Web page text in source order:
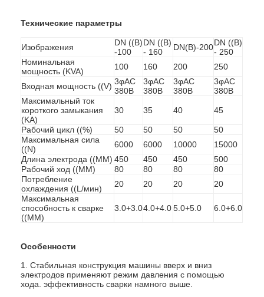
Главная страница
Продукция
О Компании
Технические параметры
Изображения
DN ((B)
-100
DN ((B)
- 160
DN(B)-200DN ((B)
- 250
Номинальная
мощность (KVA)
100 160 200 250
Входная мощность ((V) 3φAC
380В
3φAC
380В
3φAC
380В
3φAC
380В
Максимальный ток
короткого замыкания
(KA)
30 35 40 45
Рабочий цикл ((%) 50 50 50
50
Максимальная сила
((N)
6000 6000 10000
15000
Длина электрода ((MM) 450 450 450
500
Рабочий ход ((MM)
80 80 80
80
Потребление
охлаждения ((L/мин)
20 20 20
20
Максимальная
способность к сварке
((MM)
3.0+3.04.0+4.0 5.0+5.0 6.0+6.0
Особенности
1. Стабильная конструкция машины вверх и вниз
электродов применяют режим давления с помощью
хода. эффективность сварки намного выше.